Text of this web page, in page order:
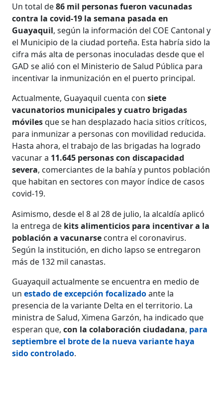
Un total de86 mil personas fueron vacunadas
contra la covid-19 la semana pasada en
Guayaquil, según la información del COE Cantonal y
el Municipio de la ciudad porteña. Esta habría sido la
cifra más alta de personas inoculadas desde que el
GAD se alió con el Ministerio de Salud Pública para
incentivar la inmunización en el puerto principal.
Actualmente, Guayaquil cuenta consiete
vacunatorios municipales y cuatro brigadas
móvilesque se han desplazado hacia sitios críticos,
para inmunizar a personas con movilidad reducida.
Hasta ahora, el trabajo de las brigadas ha logrado
vacunar a 11.645 personas con discapacidad
severa, comerciantes de la bahía y puntos población
que habitan en sectores con mayor índice de casos
covid-19.
Asimismo, desde el 8 al 28 de julio, la alcaldía aplicó
la entrega de kits alimenticios para incentivar a la
población a vacunarse contra el coronavirus.
Según la institución, en dicho lapso se entregaron
más de 132 mil canastas.
Guayaquil actualmente se encuentra en medio de
unestado de excepción focalizadoante la
presencia de la variante Delta en el territorio. La
ministra de Salud, Ximena Garzón, ha indicado que
esperan que,con la colaboración ciudadana, para
septiembre el brote de la nueva variante haya
sido controlado.